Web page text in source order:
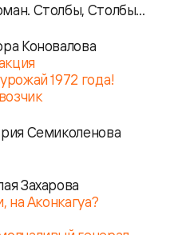
Столбы, Столбы...
Коновалова
1972 года!
Семиколенова
Захарова
на Аконкагуа?